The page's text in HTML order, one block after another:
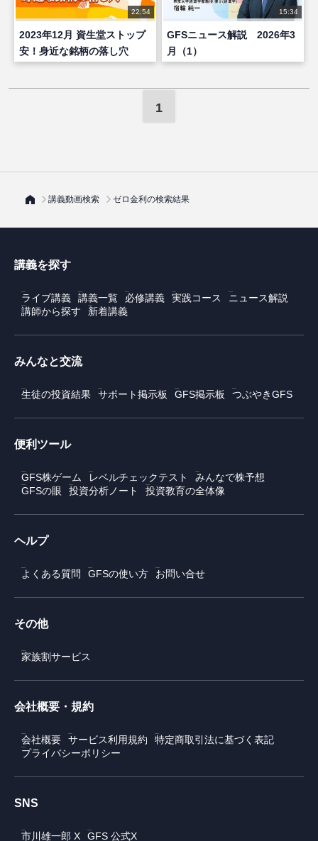
22:54
2023年12月 資生堂ストップ
安！身近な銘柄の落し穴
15:34
GFSニュース解説 2026年3
月（1）
1
講義動画検索 ゼロ金利の検索結果
講義を探す
ライブ講義 講義一覧 必修講義 実践コース
ニュース解説
講師から探す
新着講義
みんなと交流
生徒の投資結果 サポート掲示板 GFS掲示板 つぶやきGFS
便利ツール
GFS株ゲーム レベルチェックテスト
みんなで株予想
GFSの眼
投資分析ノート 投資教育の全体像
ヘルプ
よくある質問 GFSの使い方 お問い合せ
その他
家族割サービス
会社概要・規約
会社概要 サービス利用規約
特定商取引法に基づく表記
プライバシーポリシー
SNS
市川雄一郎 X GFS 公式X